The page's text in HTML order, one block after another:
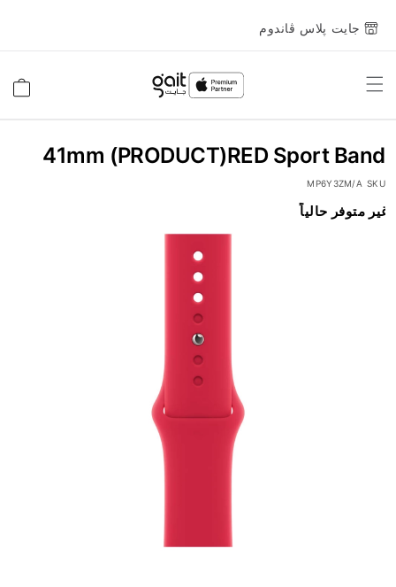
جايت پلاس ڤاندوم
Toggle
41mm (PRODUCT)RED Sport Band
SKU
MP6Y3ZM/A
انتقل
إلى
غير متوفر حالياً